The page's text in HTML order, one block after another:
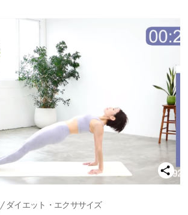
/ ダイエット・エクササイズ